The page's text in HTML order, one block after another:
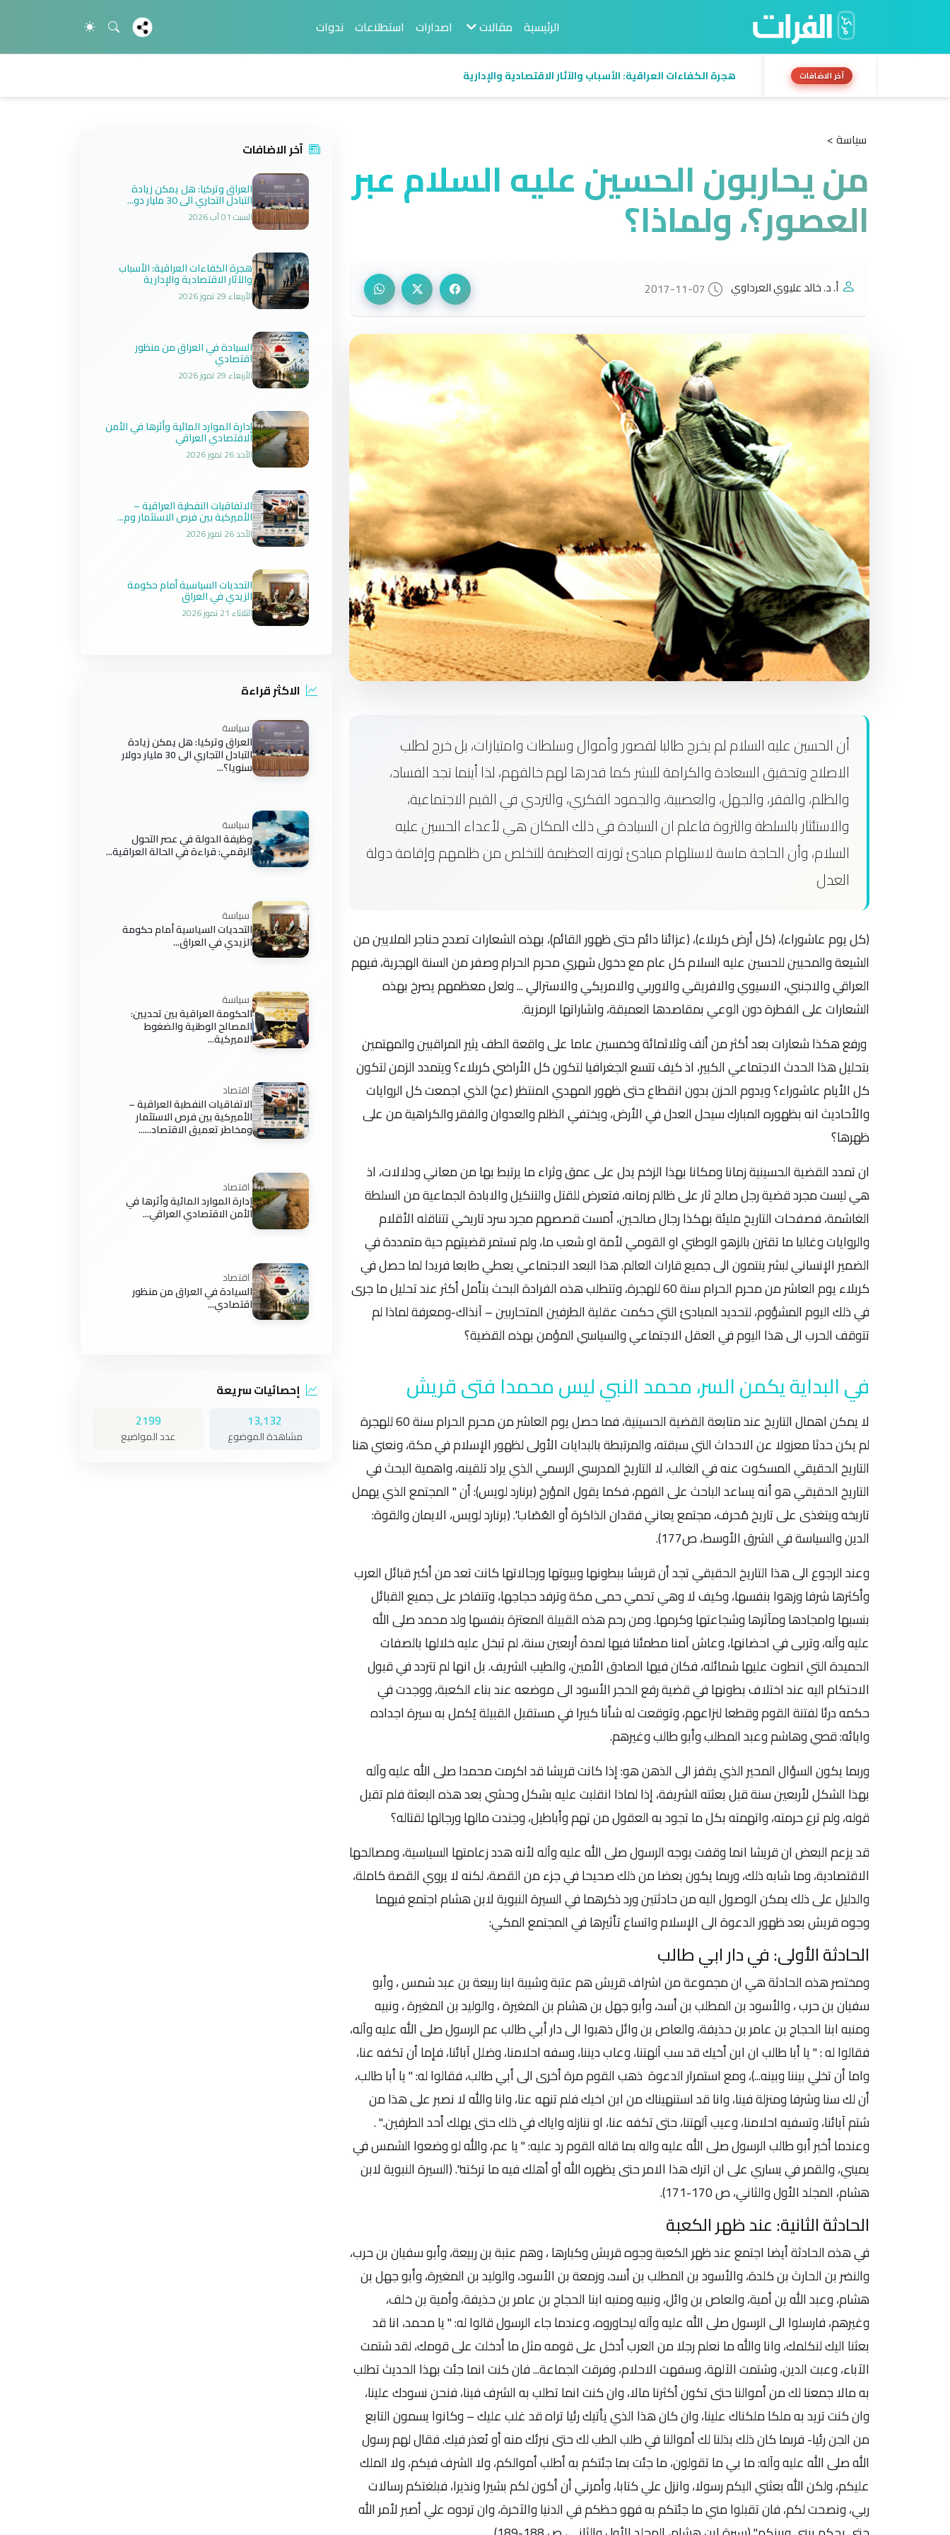
الرئيسية مقالات اصدارات استطلاعات ندوات
آخر الاضافات هجرة الكفاءات العراقية: الأسباب والآثار الاقتصادية والإدارية
سياسة >
من يحاربون الحسين عليه السلام عبر
العصور؟، ولماذا؟
أ. د. خالد عليوي العرداوي 2017-11-07
أن الحسين عليه السلام لم يخرج طالبا لقصور وأموال وسلطات وامتيازات، بل خرج لطلب
الاصلاح وتحقيق السعادة والكرامة للبشر كما قدرها لهم خالقهم، لذا أينما تجد الفساد،
والظلم، والفقر، والجهل، والعصبية، والجمود الفكري، والتردي في القيم الاجتماعية،
والاستئثار بالسلطة والثروة فاعلم ان السيادة في ذلك المكان هي لأعداء الحسين عليه
السلام، وأن الحاجة ماسة لاستلهام مبادئ ثورته العظيمة للتخلص من ظلمهم وإقامة دولة
العدل
(كل يوم عاشوراء)، (كل أرض كربلاء)، (عزائنا دائم حتى ظهور القائم)، بهذه الشعارات تصدح حناجر الملايين من
الشيعة والمحبين للحسين عليه السلام كل عام مع دخول شهري محرم الحرام وصفر من السنة الهجرية، فيهم
العراقي والاجنبي، الاسيوي والافريقي والاوربي والامريكي والاسترالي ... ولعل معظمهم يصرخ بهذه
الشعارات على الفطرة دون الوعي بمقاصدها العميقة، واشاراتها الرمزية.
ورفع هكذا شعارات بعد أكثر من ألف وثلاثمائة وخمسين عاما على واقعة الطف يثير المراقبين والمهتمين
بتحليل هذا الحدث الاجتماعي الكبير، اذ كيف تتسع الجغرافيا لتكون كل الأراضي كربلاء؟ ويتمدد الزمن لتكون
كل الأيام عاشوراء؟ ويدوم الحزن بدون انقطاع حتى ظهور المهدي المنتظر (عج) الذي اجمعت كل الروايات
والأحاديث انه بظهوره المبارك سيحل العدل في الأرض، ويختفي الظلم والعدوان والفقر والكراهية من على
ظهرها؟
ان تمدد القضية الحسينية زمانا ومكانا بهذا الزخم يدل على عمق وثراء ما يرتبط بها من معاني ودلالات، اذ
هي ليست مجرد قضية رجل صالح ثار على ظالم زمانه، فتعرض للقتل والتنكيل والابادة الجماعية من السلطة
الغاشمة، فصفحات التاريخ مليئة بهكذا رجال صالحين، أمست قصصهم مجرد سرد تاريخي تتناقله الأقلام
والروايات وغالبا ما تقترن بالزهو الوطني او القومي لأمة او شعب ما، ولم تستمر قضيتهم حية متمددة في
الضمير الإنساني لبشر ينتمون الى جميع قارات العالم. هذا البعد الاجتماعي يعطي طابعا فريدا لما حصل في
كربلاء يوم العاشر من محرم الحرام سنة 60 للهجرة، وتتطلب هذه الفرادة البحث بتأمل أكثر عند تحليل ما جرى
في ذلك اليوم المشؤوم، لتحديد المبادئ التي حكمت عقلية الطرفين المتحاربين – آنذاك-ومعرفة لماذا لم
تتوقف الحرب الى هذا اليوم في العقل الاجتماعي والسياسي المؤمن بهذه القضية؟
في البداية يكمن السر، محمد النبي ليس محمدا فتى قريش
لا يمكن اهمال التاريخ عند متابعة القضية الحسينية، فما حصل يوم العاشر من محرم الحرام سنة 60 للهجرة
لم يكن حدثا معزولا عن الاحداث التي سبقته، والمرتبطة بالبدايات الأولى لظهور الإسلام في مكة، ونعني هنا
التاريخ الحقيقي المسكوت عنه في الغالب، لا التاريخ المدرسي الرسمي الذي يراد تلقينه، واهمية البحث في
التاريخ الحقيقي هو أنه يساعد الباحث على الفهم، فكما يقول المؤرخ (برنارد لويس): أن " المجتمع الذي يهمل
تاريخه ويتغذى على تاريخ مُحرف، مجتمع يعاني فقدان الذاكرة أو العُصَاب". (برنارد لويس، الايمان والقوة:
الدين والسياسة في الشرق الأوسط، ص177).
وعند الرجوع الى هذا التاريخ الحقيقي تجد أن قريشا ببطونها وبيوتها ورجالاتها كانت تعد من أكبر قبائل العرب
وأكثرها شرفا وزهوا بنفسها، وكيف لا وهي تحمي حمى مكة وترفد حجاجها، وتتفاخر على جميع القبائل
بنسبها وامجادها ومآثرها وشجاعتها وكرمها. ومن رحم هذه القبيلة المعتزة بنفسها ولد محمد صلى الله
عليه وآله، وتربى في احضانها، وعاش آمنا مطمئنا فيها لمدة أربعين سنة، لم تبخل عليه خلالها بالصفات
الحميدة التي انطوت عليها شمائله، فكان فيها الصادق الأمين، والطيب الشريف. بل انها لم تتردد في قبول
الاحتكام اليه عند اختلاف بطونها في قضية رفع الحجر الأسود الى موضعه عند بناء الكعبة، ووجدت في
حكمه درئا لفتنة القوم وقطعا لنزاعهم، وتوقعت له شأنا كبيرا في مستقبل القبيلة يُكمل به سيرة اجداده
وابائه: قصي وهاشم وعبد المطلب وأبو طالب وغيرهم.
وربما يكون السؤال المحير الذي يقفز الى الذهن هو: إذا كانت قريشا قد اكرمت محمدا صلى الله عليه وآله
بهذا الشكل لأربعين سنة قبل بعثته الشريفة، إذا لماذا انقلبت عليه بشكل وحشي بعد هذه البعثة فلم تقبل
قوله، ولم ترع حرمته، واتهمته بكل ما تجود به العقول من تهم وأباطيل، وجندت مالها ورجالها لقتاله؟
قد يزعم البعض ان قريشا انما وقفت بوجه الرسول صلى الله عليه وآله لأنه هدد زعامتها السياسية، ومصالحها
الاقتصادية، وما شابه ذلك، وربما يكون بعضا من ذلك صحيحا في جزء من القصة، لكنه لا يروي القصة كاملة،
والدليل على ذلك يمكن الوصول اليه من حادثتين ورد ذكرهما في السيرة النبوية لابن هشام اجتمع فيهما
وجوه قريش بعد ظهور الدعوة الى الإسلام واتساع تأثيرها في المجتمع المكي:
الحادثة الأولى: في دار ابي طالب
ومختصر هذه الحادثة هي ان مجموعة من اشراف قريش هم عتبة وشيبة ابنا ربيعة بن عبد شمس ، وأبو
سفيان بن حرب ، والأسود بن المطلب بن أسد، وأبو جهل بن هشام بن المغيرة ، والوليد بن المغيرة ، ونبيه
ومنبه ابنا الحجاج بن عامر بن حذيفة، والعاص بن وائل ذهبوا الى دار أبي طالب عم الرسول صلى الله عليه وآله،
فقالوا له : " يا أبا طالب ان ابن أخيك قد سب آلهتنا، وعاب ديننا، وسفه احلامنا، وضلل آبائنا، فإما أن تكفه عنا،
واما أن تخلي بيننا وبينه...)، ومع استمرار الدعوة ذهب القوم مرة أخرى الى أبي طالب، فقالوا له: " يا أبا طالب،
أن لك سنا وشرفا ومنزلة فينا، وانا قد استنهيناك من ابن اخيك فلم تنهه عنا، وانا والله لا نصبر على هذا من
شتم آبائنا، وتسفيه احلامنا، وعيب آلهتنا، حتى تكفه عنا، او ننازله واياك في ذلك حتى يهلك أحد الطرفين.." .
وعندما أخبر أبو طالب الرسول صلى الله عليه واله بما قاله القوم رد عليه: " يا عم، والله لو وضعوا الشمس في
يميني، والقمر في يساري على ان اترك هذا الامر حتى يظهره الله أو أهلك فيه ما تركته". (السيرة النبوية لابن
هشام، المجلد الأول والثاني، ص 170-171).
الحادثة الثانية: عند ظهر الكعبة
في هذه الحادثة أيضا اجتمع عند ظهر الكعبة وجوه قريش وكبارها ، وهم عتبة بن ربيعة، وأبو سفيان بن حرب،
والنضر بن الحارث بن كلدة، والأسود بن المطلب بن أسد، وزمعة بن الأسود، والوليد بن المغيرة، وأبو جهل بن
هشام، وعبد الله بن أمية، والعاص بن وائل، ونبيه ومنبه ابنا الحجاج بن عامر بن حذيفة، وأمية بن خلف،
وغيرهم، فارسلوا الى الرسول صلى الله عليه وآله ليحاوروه، وعندما جاء الرسول قالوا له: " يا محمد، انا قد
بعثنا اليك لنكلمك، وانا والله ما نعلم رجلا من العرب أدخل على قومه مثل ما أدخلت على قومك، لقد شتمت
الآباء، وعبت الدين، وشتمت الآلهة، وسفهت الاحلام، وفرقت الجماعة... فان كنت انما جئت بهذا الحديث تطلب
به مالا جمعنا لك من أموالنا حتى تكون أكثرنا مالا، وان كنت انما تطلب به الشرف فينا، فنحن نسودك علينا،
وان كنت تريد به ملكا ملكناك علينا، وان كان هذا الذي يأتيك رئيا تراه قد غلب عليك – وكانوا يسمون التابع
من الجن رئيا- فربما كان ذلك بذلنا لك أموالنا في طلب الطب لك حتى نبرئك منه أو نُعذر فيك. فقال لهم رسول
الله صلى الله عليه وآله: ما بي ما تقولون، ما جئت بما جئتكم به أطلب أموالكم، ولا الشرف فيكم، ولا الملك
عليكم، ولكن الله بعثني اليكم رسولا، وانزل علي كتابا، وأمرني أن أكون لكم بشيرا ونذيرا، فبلغتكم رسالات
ربي، ونصحت لكم، فان تقبلوا مني ما جئتكم به فهو حظكم في الدنيا والآخرة، وان تردوه علي أصبر لأمر الله
آخر الاضافات
العراق وتركيا: هل يمكن زيادة
التبادل التجاري الى 30 مليار دو...
السبت 01 آب 2026
هجرة الكفاءات العراقية: الأسباب
والآثار الاقتصادية والإدارية
الأربعاء 29 تموز 2026
السيادة في العراق من منظور
اقتصادي
الأربعاء 29 تموز 2026
إدارة الموارد المائية وأثرها في الأمن
الاقتصادي العراقي
الأحد 26 تموز 2026
الاتفاقيات النفطية العراقية –
الأميركية بين فرص الاستثمار وم...
الأحد 26 تموز 2026
التحديات السياسية أمام حكومة
الزيدي في العراق
الثلاثاء 21 تموز 2026
الاكثر قراءة
سياسة
العراق وتركيا: هل يمكن زيادة
التبادل التجاري الى 30 مليار دولار
سنويا؟...
سياسة
وظيفة الدولة في عصر التحول
الرقمي: قراءة في الحالة العراقية...
سياسة
التحديات السياسية أمام حكومة
الزيدي في العراق...
سياسة
الحكومة العراقية بين تحديين:
المصالح الوطنية والضغوط
الاميركية...
اقتصاد
الاتفاقيات النفطية العراقية –
الأميركية بين فرص الاستثمار
ومخاطر تعميق الاقتصاد......
اقتصاد
إدارة الموارد المائية وأثرها في
الأمن الاقتصادي العراقي...
اقتصاد
السيادة في العراق من منظور
اقتصادي...
إحصائيات سريعة
13,132
مشاهدة الموضوع
2199
عدد المواضيع